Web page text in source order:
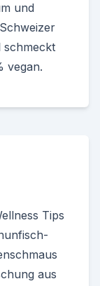
und
schmeckt
vegan.
Tips
aus